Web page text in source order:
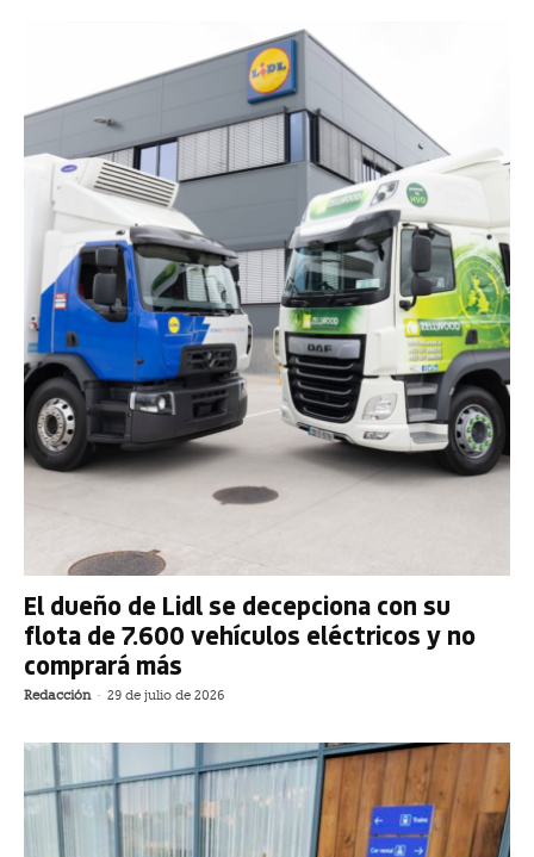
El dueño de Lidl se decepciona con su
flota de 7.600 vehículos eléctricos y no
comprará más
Redacción - 29 de julio de 2026